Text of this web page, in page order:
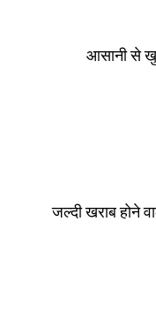
आसानी से
जल्दी खराब होने